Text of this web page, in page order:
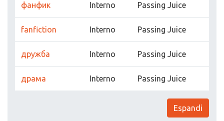
фанфик Interno Passing Juice
fanfiction Interno Passing Juice
дружба Interno Passing Juice
драма Interno Passing Juice
Espandi